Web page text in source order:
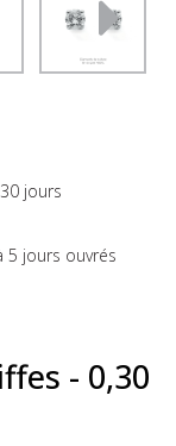
jours
5 jours ouvrés
- 0,30